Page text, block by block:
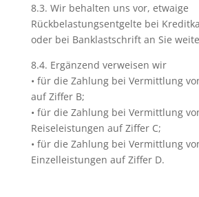
8.3. Wir behalten uns vor, etwaige
Rückbelastungsentgelte bei
oder bei Banklastschrift an Sie
8.4. Ergänzend verweisen wir
• für die Zahlung bei Vermittlung
auf Ziffer B;
• für die Zahlung bei Vermittlung
Reiseleistungen auf Ziffer C;
• für die Zahlung bei Vermittlung
Einzelleistungen auf Ziffer D.